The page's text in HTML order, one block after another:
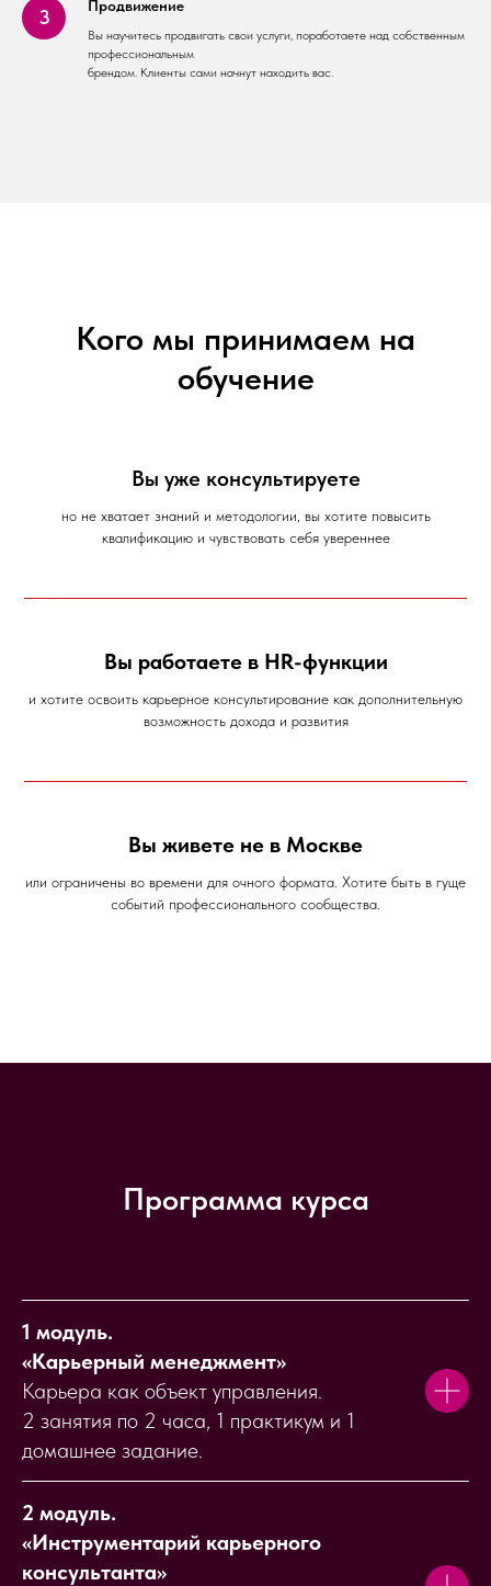
Продвижение
Вы научитесь продвигать свои услуги, поработаете над собственным
профессиональным
брендом. Клиенты сами начнут находить вас.
Кого мы принимаем на
обучение
Вы уже консультируете
но не хватает знаний и методологии, вы хотите повысить
квалификацию и чувствовать себя увереннее
Вы работаете в HR-функции
и хотите освоить карьерное консультирование как дополнительную
возможность дохода и развития
Вы живете не в Москве
или ограничены во времени для очного формата. Хотите быть в гуще
событий профессионального сообщества.
Программа курса
1 модуль.
«Карьерный менеджмент»
Карьера как объект управления.
2 занятия по 2 часа, 1 практикум и 1
домашнее задание.
2 модуль.
«Инструментарий карьерного
консультанта»